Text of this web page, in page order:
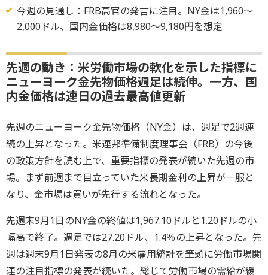
今週の見通し：FRB高官の発言に注目。NY金は1,960～
2,000ドル、国内金価格は8,980～9,180円を想定
先週の動き：米労働市場の軟化を示した指標に
ニューヨーク金先物価格週足は続伸。一方、国
内金価格は連日の過去最高値更新
先週のニューヨーク金先物価格（NY金）は、週足で2週連
続の上昇となった。米連邦準備制度理事会（FRB）の今後
の政策方針を読む上で、重要指標の発表が続いた先週の市
場。まず前週まで目立っていた米長期金利の上昇が一服と
なり、金市場は買いが先行する流れとなった。
先週末9月1日のNY金の終値は1,967.10ドルと1.20ドルの小
幅高で終了。週足では27.20ドル、1.4％の上昇となった。先
週は週末9月1日発表の8月の米雇用統計を筆頭に労働市場関
連の注目指標の発表が続いた。総じて労働市場の需給が緩